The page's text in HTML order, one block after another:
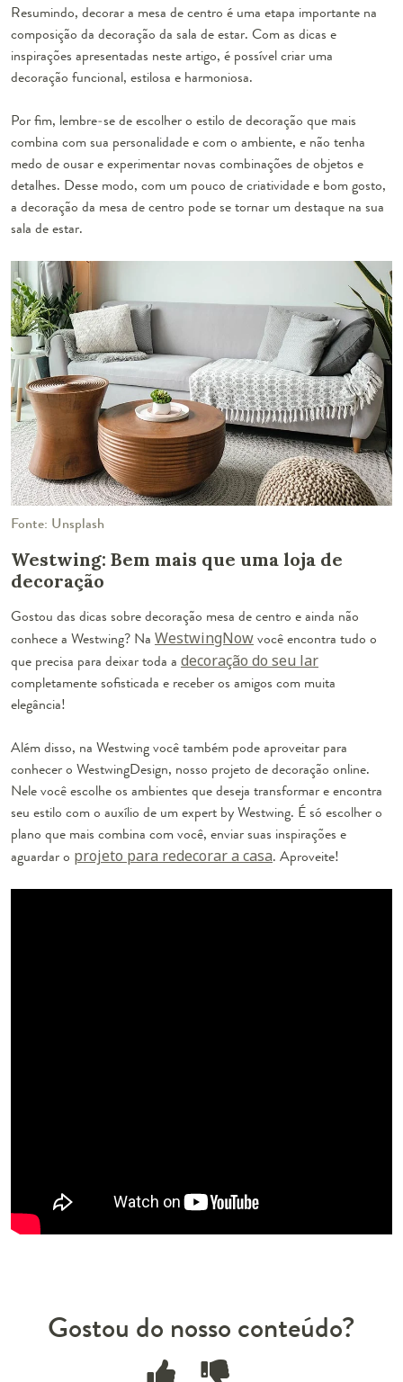
Resumindo, decorar a mesa de centro é uma etapa importante na
composição da decoração da sala de estar. Com as dicas e
inspirações apresentadas neste artigo, é possível criar uma
decoração funcional, estilosa e harmoniosa.
Por fim, lembre-se de escolher o estilo de decoração que mais
combina com sua personalidade e com o ambiente, e não tenha
medo de ousar e experimentar novas combinações de objetos e
detalhes. Desse modo, com um pouco de criatividade e bom gosto,
a decoração da mesa de centro pode se tornar um destaque na sua
sala de estar.
Fonte: Unsplash
Westwing: Bem mais que uma loja de
decoração
Gostou das dicas sobre decoração mesa de centro e ainda não
conhece a Westwing? Na WestwingNowvocê encontra tudo o
que precisa para deixar toda a decoração do seu lar
completamente sofisticada e receber os amigos com muita
elegância!
Além disso, na Westwing você também pode aproveitar para
conhecer o WestwingDesign, nosso projeto de decoração online.
Nele você escolhe os ambientes que deseja transformar e encontra
seu estilo com o auxílio de um expert by Westwing. É só escolher o
plano que mais combina com você, enviar suas inspirações e
aguardar o projeto para redecorar a casa. Aproveite!
Gostou do nosso conteúdo?